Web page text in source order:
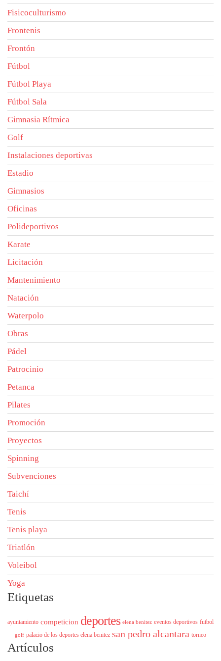
Fisicoculturismo
Frontenis
Frontón
Fútbol
Fútbol Playa
Fútbol Sala
Gimnasia Rítmica
Golf
Instalaciones deportivas
Estadio
Gimnasios
Oficinas
Polideportivos
Karate
Licitación
Mantenimiento
Natación
Waterpolo
Obras
Pádel
Patrocinio
Petanca
Pilates
Promoción
Proyectos
Spinning
Subvenciones
Taichí
Tenis
Tenis playa
Triatlón
Voleibol
Yoga
Etiquetas
ayuntamiento competicion deportes elena benitez eventos deportivos futbol
golf palacio de los deportes elena benitez san pedro alcantara torneo
Artículos